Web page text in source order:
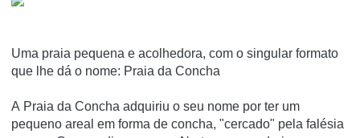
Uma praia pequena e acolhedora, com o singular formato
que lhe dá o nome: Praia da Concha
A Praia da Concha adquiriu o seu nome por ter um
pequeno areal em forma de concha, "cercado" pela falésia